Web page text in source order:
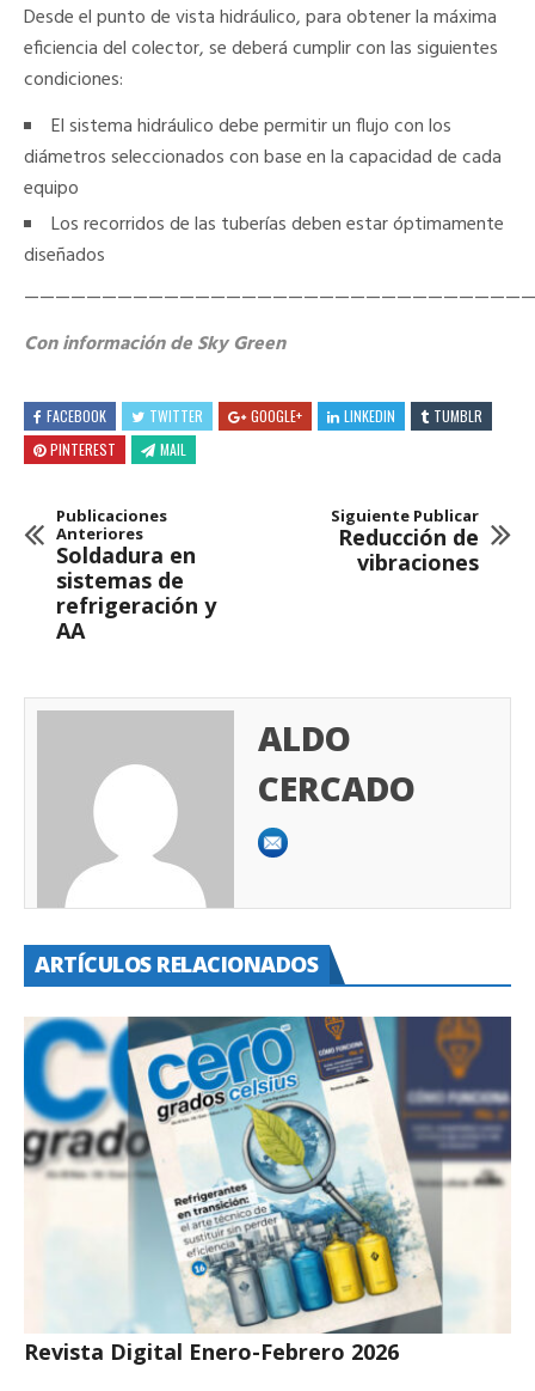
Desde el punto de vista hidráulico, para obtener la máxima
eficiencia del colector, se deberá cumplir con las siguientes
condiciones:
El sistema hidráulico debe permitir un flujo con los
diámetros seleccionados con base en la capacidad de cada
equipo
Los recorridos de las tuberías deben estar óptimamente
diseñados
Con información de Sky Green
FACEBOOK TWITTER GOOGLE+ LINKEDIN
TUMBLR
PINTEREST
MAIL
Publicaciones
Anteriores
Soldadura en
sistemas de
refrigeración y
AA
Siguiente Publicar
Reducción de
vibraciones
ALDO
CERCADO
ARTÍCULOS RELACIONADOS
Revista Digital Enero-Febrero 2026